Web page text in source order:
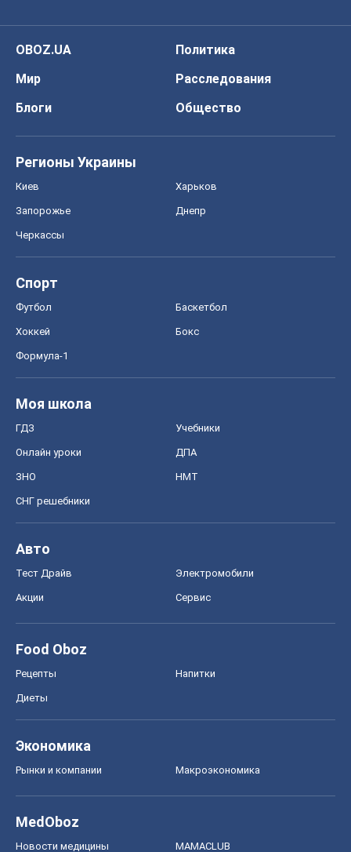
OBOZ.UA
Политика
Мир
Расследования
Блоги
Общество
Регионы Украины
Киев Харьков
Запорожье Днепр
Черкассы
Спорт
Футбол Баскетбол
Хоккей Бокс
Формула-1
Моя школа
ГДЗ Учебники
Онлайн уроки ДПА
ЗНО НМТ
СНГ решебники
Авто
Тест Драйв Электромобили
Акции Сервис
Food Oboz
Рецепты Напитки
Диеты
Экономика
Рынки и компании Mакроэкономика
MedOboz
Новости медицины MAMACLUB